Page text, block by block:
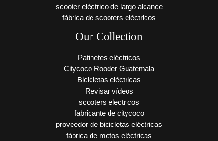
scooter eléctrico de largo alcance
fábrica de scooters eléctricos
Our Collection
Patinetes eléctricos
Citycoco Rooder Guatemala
Bicicletas eléctricas
Revisar vídeos
scooters electricos
fabricante de citycoco
proveedor de bicicletas eléctricas
fábrica de motos eléctricas